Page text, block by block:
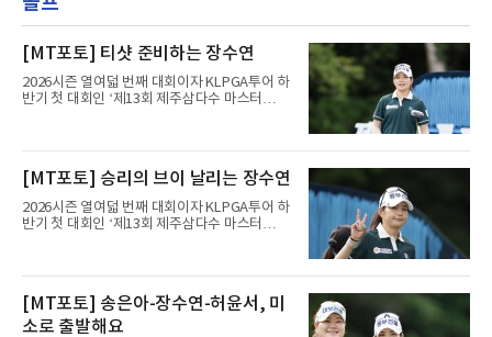
[MT포토] 티샷 준비하는 장수연
2026시즌 열여덟 번째 대회이자 KLPGA투어 하
반기 첫 대회인 ‘제13회 제주삼다수 마스터
트(파72/6,767야드)에서 열리고 있다.7일 현재
설)이 1번 홀에서 경기하고 있다.
[MT포토] 승리의 브이 날리는 장수연
2026시즌 열여덟 번째 대회이자 KLPGA투어 하
반기 첫 대회인 ‘제13회 제주삼다수 마스터
트(파72/6,767야드)에서 열리고 있다.7일 현재
설)이 1번 홀에서 경기하고 있다.
[MT포토] 송은아-장수연-허윤서, 미
소로 출발해요